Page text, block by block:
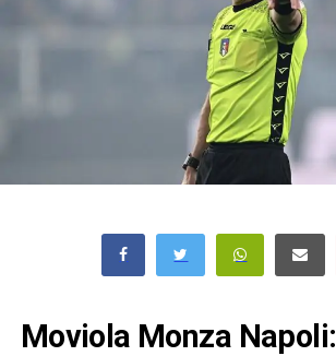
Moviola Monza Napoli: